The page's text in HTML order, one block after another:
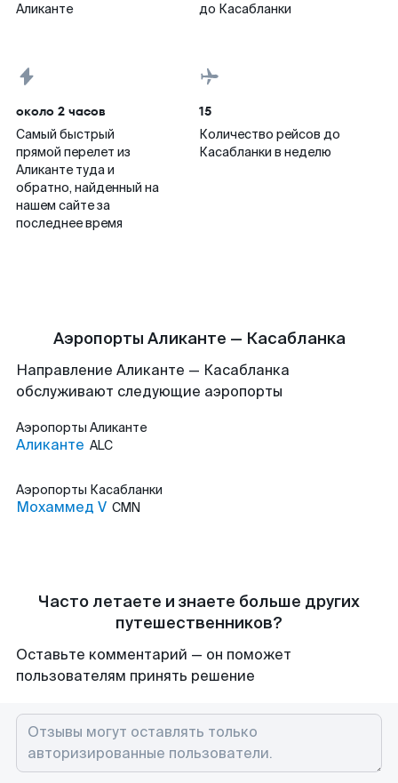
Аликанте
до Касабланки
около 2 часов
Самый быстрый
прямой перелет из
Аликанте туда и
обратно, найденный на
нашем сайте за
последнее время
15
Количество рейсов до
Касабланки в неделю
Аэропорты Аликанте — Касабланка
Направление Аликанте — Касабланка
обслуживают следующие аэропорты
Аэропорты Аликанте
Аликанте ALC
Аэропорты Касабланки
Мохаммед V CMN
Часто летаете и знаете больше других
путешественников?
Оставьте комментарий — он поможет
пользователям принять решение